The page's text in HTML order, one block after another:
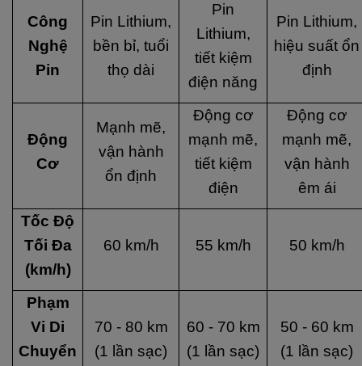
Công
Nghệ
Pin
Pin Lithium,
bền bỉ, tuổi
thọ dài
Pin
Lithium,
tiết kiệm
điện năng
Pin Lithium,
hiệu suất ổn
định
Động
Cơ
Mạnh mẽ,
vận hành
ổn định
Động cơ
mạnh mẽ,
tiết kiệm
điện
Động cơ
mạnh mẽ,
vận hành
êm ái
Tốc Độ
Tối Đa
(km/h)
60 km/h 55 km/h 50 km/h
Phạm
Vi Di
Chuyển
70 - 80 km
(1 lần sạc)
60 - 70 km
(1 lần sạc)
50 - 60 km
(1 lần sạc)